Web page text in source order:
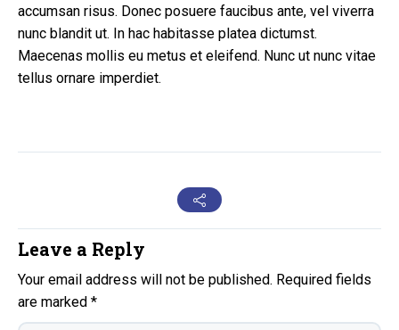
accumsan risus. Donec posuere faucibus ante, vel viverra
nunc blandit ut. In hac habitasse platea dictumst.
Maecenas mollis eu metus et eleifend. Nunc ut nunc vitae
tellus ornare imperdiet.
Leave a Reply
Your email address will not be published. Required fields
are marked *